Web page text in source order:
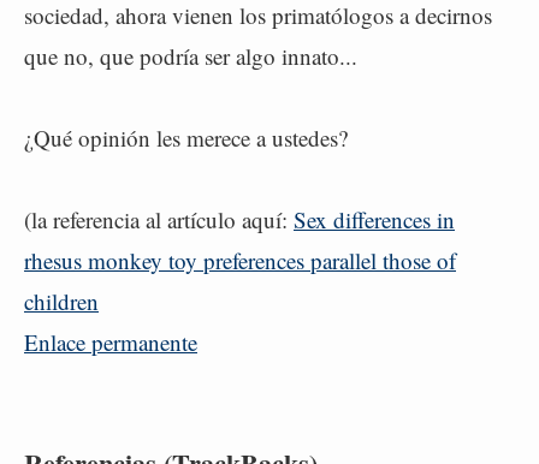
sociedad, ahora vienen los primatólogos a decirnos
que no, que podría ser algo innato...
¿Qué opinión les merece a ustedes?
(la referencia al artículo aquí: Sex differences in
rhesus monkey toy preferences parallel those of
children
Enlace permanente